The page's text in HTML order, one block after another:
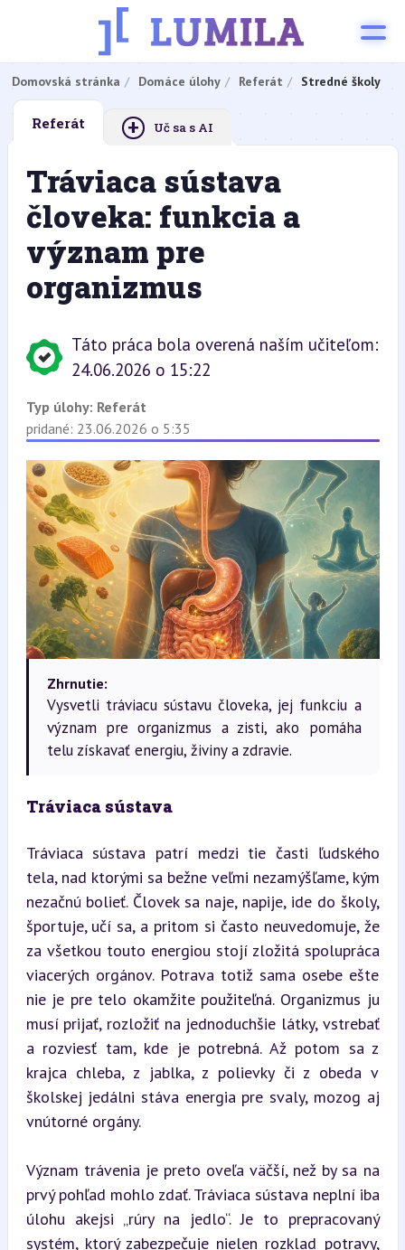
Domovská stránka Domáce úlohy Referát Stredné školy
Referát + Uč sa s AI
Tráviaca sústava
človeka: funkcia a
význam pre
organizmus
Táto práca bola overená naším učiteľom:
24.06.2026 o 15:22
Typ úlohy: Referát
pridané: 23.06.2026 o 5:35
Zhrnutie:
Vysvetli tráviacu sústavu človeka, jej funkciu a
význam pre organizmus a zisti, ako pomáha
telu získavať energiu, živiny a zdravie.
Tráviaca sústava
Tráviaca sústava patrí medzi tie časti ľudského
tela, nad ktorými sa bežne veľmi nezamýšľame, kým
nezačnú bolieť. Človek sa naje, napije, ide do školy,
športuje, učí sa, a pritom si často neuvedomuje, že
za všetkou touto energiou stojí zložitá spolupráca
viacerých orgánov. Potrava totiž sama osebe ešte
nie je pre telo okamžite použiteľná. Organizmus ju
musí prijať, rozložiť na jednoduchšie látky, vstrebať
a rozviesť tam, kde je potrebná. Až potom sa z
krajca chleba, z jablka, z polievky či z obeda v
školskej jedálni stáva energia pre svaly, mozog aj
vnútorné orgány.
Význam trávenia je preto oveľa väčší, než by sa na
prvý pohľad mohlo zdať. Tráviaca sústava neplní iba
úlohu akejsi „rúry na jedlo“. Je to prepracovaný
systém, ktorý zabezpečuje nielen rozklad potravy,